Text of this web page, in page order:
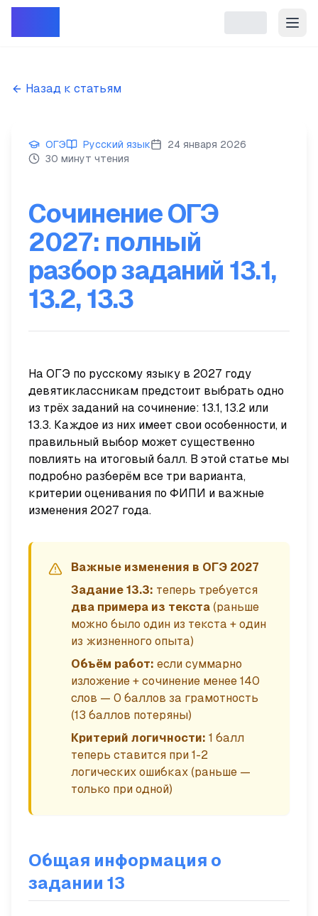
Назад к статьям
ОГЭ Русский язык
24 января 2026
30 минут чтения
Сочинение ОГЭ
2027: полный
разбор заданий 13.1,
13.2, 13.3
На ОГЭ по русскому языку в 2027 году
девятиклассникам предстоит выбрать одно
из трёх заданий на сочинение: 13.1, 13.2 или
13.3. Каждое из них имеет свои особенности, и
правильный выбор может существенно
повлиять на итоговый балл. В этой статье мы
подробно разберём все три варианта,
критерии оценивания по ФИПИ и важные
изменения 2027 года.
Важные изменения в ОГЭ 2027
Задание 13.3: теперь требуется
два примера из текста (раньше
можно было один из текста + один
из жизненного опыта)
Объём работ: если суммарно
изложение + сочинение менее 140
слов — 0 баллов за грамотность
(13 баллов потеряны)
Критерий логичности: 1 балл
теперь ставится при 1-2
логических ошибках (раньше —
только при одной)
Общая информация о
задании 13